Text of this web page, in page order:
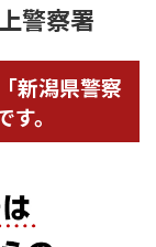
警察署
新潟県警察
。